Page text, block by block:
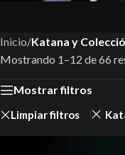
Inicio/Katana y
Mostrando 1–12 de 66
Mostrar filtros
Limpiar filtros